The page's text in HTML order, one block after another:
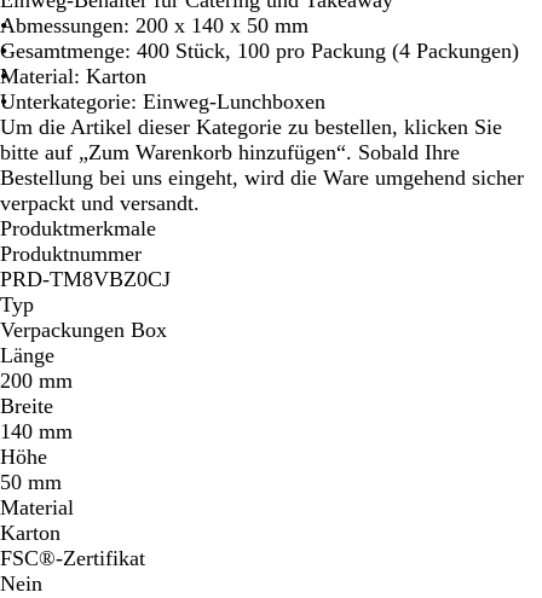
a
u
n
Abmessungen: 200 x 140 x 50 mm
Gesamtmenge: 400 Stück, 100 pro Packung (4 Packungen)
Material: Karton
Unterkategorie: Einweg-Lunchboxen
Um die Artikel dieser Kategorie zu bestellen, klicken Sie
bitte auf „Zum Warenkorb hinzufügen“. Sobald Ihre
Bestellung bei uns eingeht, wird die Ware umgehend sicher
verpackt und versandt.
Produktmerkmale
Produktnummer
PRD-TM8VBZ0CJ
Typ
Verpackungen Box
Länge
200 mm
Breite
140 mm
Höhe
50 mm
Material
Karton
FSC®-Zertifikat
Nein